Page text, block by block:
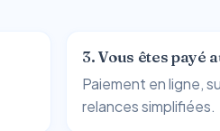
3. Vous êtes payé
Paiement en ligne,
relances simplifiées.